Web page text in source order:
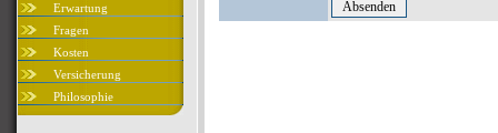
Erwartung
Fragen
Kosten
Versicherung
Philosophie